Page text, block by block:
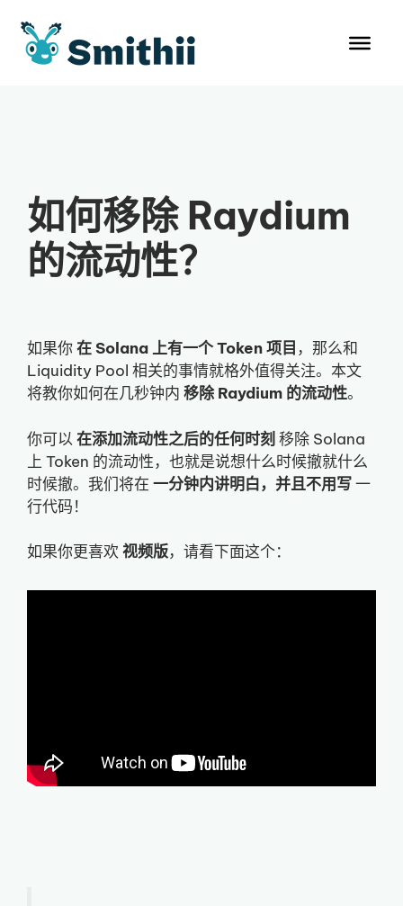
如何移除 Raydium
的流动性？
如果你在 Solana 上有一个 Token 项目 ，那么和
Liquidity Pool 相关的事情就格外值得关注。本文
将教你如何在几秒钟内 移除 Raydium 的流动性。
你可以 在添加流动性之后的任何时刻 移除 Solana
上 Token 的流动性，也就是说想什么时候撤就什么
时候撤。我们将在 一分钟内讲明白，并且不用写一
行代码！
如果你更喜欢 视频版，请看下面这个：